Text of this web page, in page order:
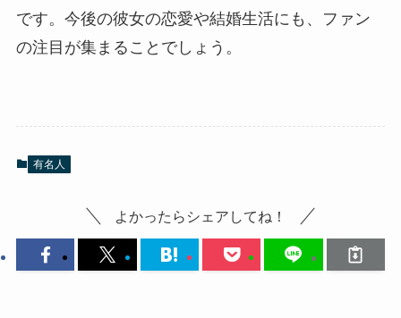
です。今後の彼女の恋愛や結婚生活にも、ファン
の注目が集まることでしょう。
有名人
よかったらシェアしてね！